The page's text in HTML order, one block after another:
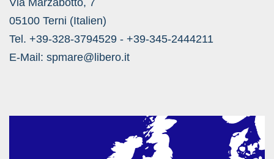
Via Marzabotto, 7
05100 Terni (Italien)
Tel. +39-328-3794529 - +39-345-2444211
E-Mail: spmare@libero.it